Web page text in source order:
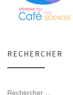
RECHERCHER
RECHERCHER